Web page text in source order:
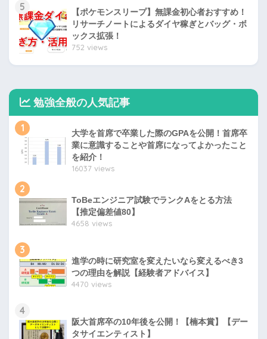
5
【ポケモンスリープ】無課金初心者おすすめ！
リサーチノートによるダイヤ稼ぎとバッグ・ボ
ックス拡張！
752 views
勉強全般の人気記事
1
大学を首席で卒業した際のGPAを公開！首席卒
業に意識することや首席になってよかったこと
を紹介！
16037 views
2
ToBeエンジニア試験でランクAをとる方法
【推定偏差値80】
4658 views
3
進学の時に研究室を変えたいなら変えるべき3
つの理由を解説【経験者アドバイス】
4470 views
4
阪大首席卒の10年後を公開！【楠本賞】【デー
タサイエンティスト】